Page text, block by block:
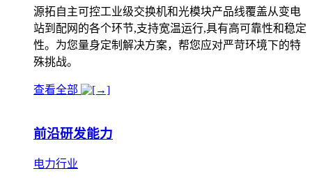
源拓自主可控工业级交换机和光模块产品线覆盖从变电
站到配网的各个环节,支持宽温运行,具有高可靠性和稳定
性。为您量身定制解决方案，帮您应对严苛环境下的特
殊挑战。
查看全部
前沿研发能力
电力行业